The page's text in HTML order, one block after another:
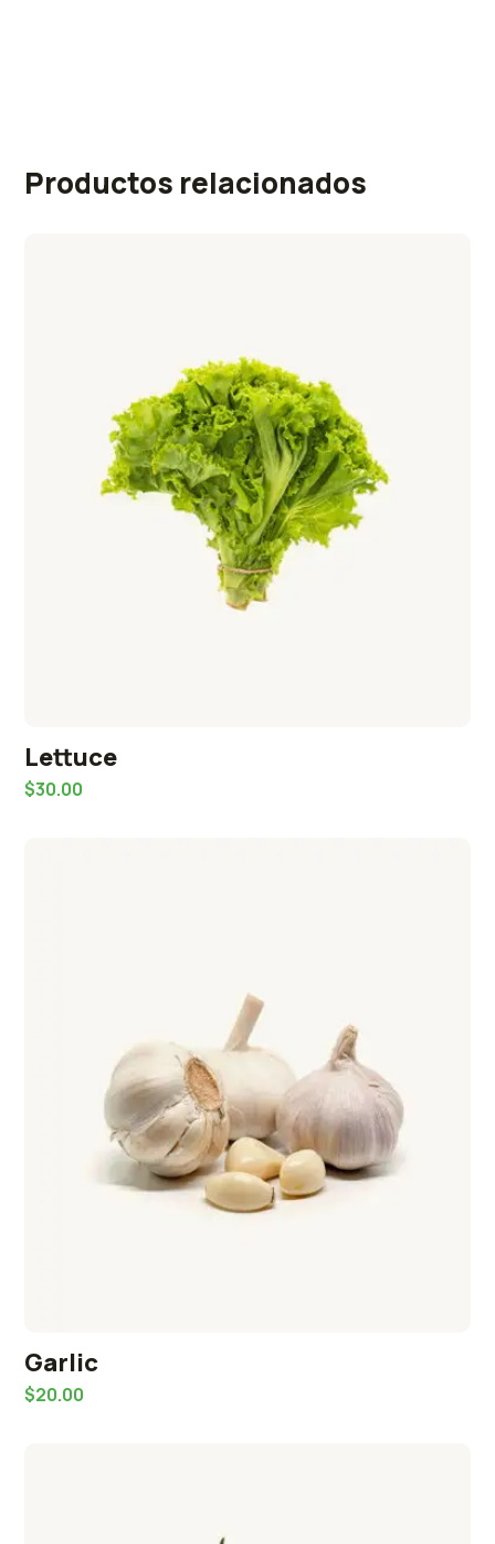
Productos relacionados
Lettuce
$30.00
Garlic
$20.00